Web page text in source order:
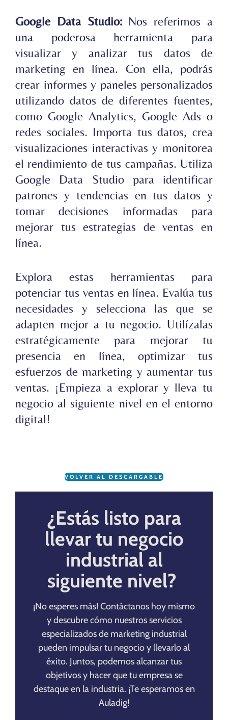
Google Data Studio: Nos referimos a
una poderosa herramienta para
visualizar y analizar tus datos de
marketing en línea. Con ella, podrás
crear informes y paneles personalizados
utilizando datos de diferentes fuentes,
como Google Analytics, Google Ads o
redes sociales. Importa tus datos, crea
visualizaciones interactivas y monitorea
el rendimiento de tus campañas. Utiliza
Google Data Studio para identificar
patrones y tendencias en tus datos y
tomar decisiones informadas para
mejorar tus estrategias de ventas en
línea.
Explora estas herramientas para
potenciar tus ventas en línea. Evalúa tus
necesidades y selecciona las que se
adapten mejor a tu negocio. Utilízalas
estratégicamente para mejorar tu
presencia en línea, optimizar tus
esfuerzos de marketing y aumentar tus
ventas. ¡Empieza a explorar y lleva tu
negocio al siguiente nivel en el entorno
digital!
VOLVER AL DESCARGABLE
¿Estás listo para
llevar tu negocio
industrial al
siguiente nivel?
¡No esperes más! Contáctanos hoy mismo
y descubre cómo nuestros servicios
especializados de marketing industrial
pueden impulsar tu negocio y llevarlo al
éxito. Juntos, podemos alcanzar tus
objetivos y hacer que tu empresa se
destaque en la industria. ¡Te esperamos en
Auladig!